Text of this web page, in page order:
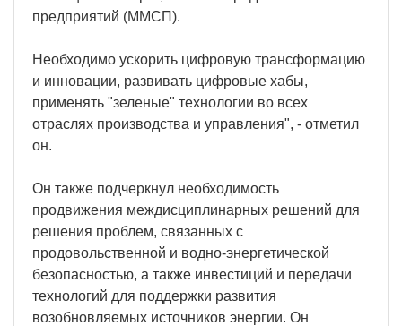
предприятий (ММСП).
Необходимо ускорить цифровую трансформацию
и инновации, развивать цифровые хабы,
применять "зеленые" технологии во всех
отраслях производства и управления", - отметил
он.
Он также подчеркнул необходимость
продвижения междисциплинарных решений для
решения проблем, связанных с
продовольственной и водно-энергетической
безопасностью, а также инвестиций и передачи
технологий для поддержки развития
возобновляемых источников энергии. Он